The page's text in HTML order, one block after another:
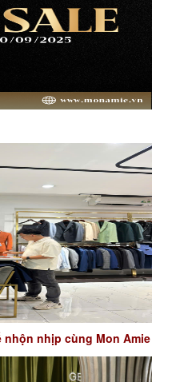
nhộn nhịp cùng Mon Amie